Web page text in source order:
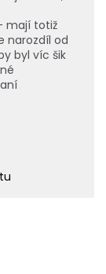
mají totiž
narozdíl od
byl víc šik